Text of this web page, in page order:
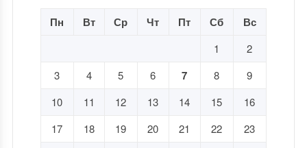
Пн Вт Ср Чт Пт Сб Вс
1
2
3
4 5 6 7 8
9
10
11 12 13 14 15
16
17
18 19 20 21 22
23